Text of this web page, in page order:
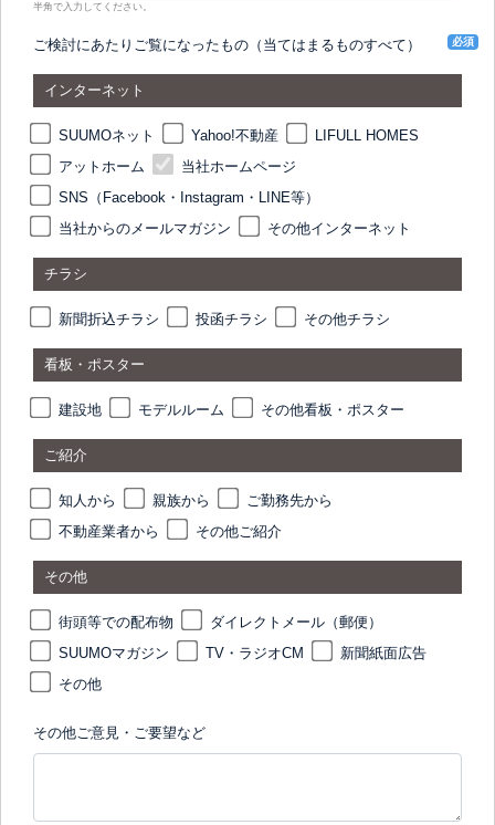
半角で入力してください。
ご検討にあたりご覧になったもの（当てはまるものすべて） 必須
インターネット
SUUMOネット Yahoo!不動産
LIFULL HOMES
アットホーム
当社ホームページ
SNS（Facebook・Instagram・LINE等）
当社からのメールマガジン
その他インターネット
チラシ
新聞折込チラシ 投函チラシ その他チラシ
看板・ポスター
建設地 モデルルーム その他看板・ポスター
ご紹介
知人から 親族から
ご勤務先から
不動産業者から
その他ご紹介
その他
街頭等での配布物
ダイレクトメール（郵便）
SUUMOマガジン
TV・ラジオCM
新聞紙面広告
その他
その他ご意見・ご要望など